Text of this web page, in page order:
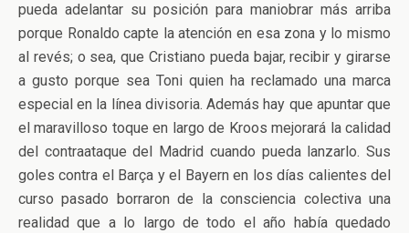
pueda adelantar su posición para maniobrar más arriba
porque Ronaldo capte la atención en esa zona y lo mismo
al revés; o sea, que Cristiano pueda bajar, recibir y girarse
a gusto porque sea Toni quien ha reclamado una marca
especial en la línea divisoria. Además hay que apuntar que
el maravilloso toque en largo de Kroos mejorará la calidad
del contraataque del Madrid cuando pueda lanzarlo. Sus
goles contra el Barça y el Bayern en los días calientes del
curso pasado borraron de la consciencia colectiva una
realidad que a lo largo de todo el año había quedado